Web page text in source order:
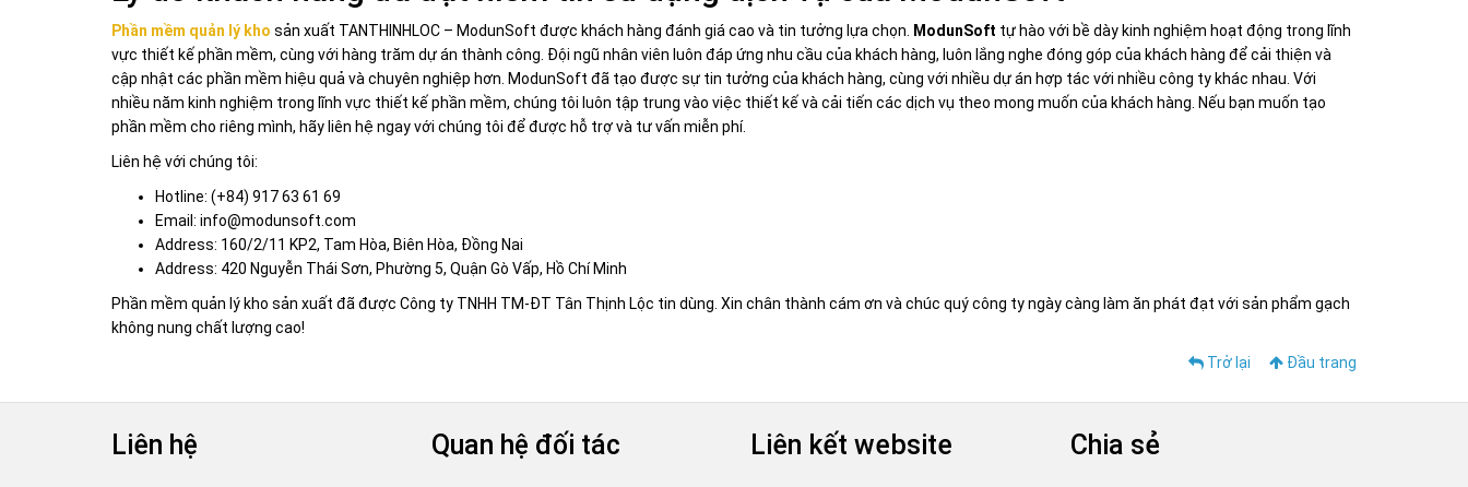
Phần mềm quản lý kho sản xuất TANTHINHLOC – ModunSoft được khách hàng đánh giá cao và tin tưởng lựa chọn. ModunSoft tự hào với bề dày kinh nghiệm hoạt động trong lĩnh
vực thiết kế phần mềm, cùng với hàng trăm dự án thành công. Đội ngũ nhân viên luôn đáp ứng nhu cầu của khách hàng, luôn lắng nghe đóng góp của khách hàng để cải thiện và
cập nhật các phần mềm hiệu quả và chuyên nghiệp hơn. ModunSoft đã tạo được sự tin tưởng của khách hàng, cùng với nhiều dự án hợp tác với nhiều công ty khác nhau. Với
nhiều năm kinh nghiệm trong lĩnh vực thiết kế phần mềm, chúng tôi luôn tập trung vào việc thiết kế và cải tiến các dịch vụ theo mong muốn của khách hàng. Nếu bạn muốn tạo
phần mềm cho riêng mình, hãy liên hệ ngay với chúng tôi để được hỗ trợ và tư vấn miễn phí.
Liên hệ với chúng tôi:
Hotline: (+84) 917 63 61 69
Email: info@modunsoft.com
Address: 160/2/11 KP2, Tam Hòa, Biên Hòa, Đồng Nai
Address: 420 Nguyễn Thái Sơn, Phường 5, Quận Gò Vấp, Hồ Chí Minh
Phần mềm quản lý kho sản xuất đã được Công ty TNHH TM-ĐT Tân Thịnh Lộc tin dùng. Xin chân thành cám ơn và chúc quý công ty ngày càng làm ăn phát đạt với sản phẩm gạch
không nung chất lượng cao!
Trở lại
Đầu trang
Liên hệ Quan hệ đối tác Liên kết website Chia sẻ